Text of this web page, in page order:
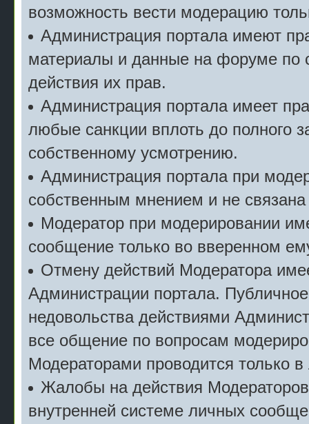
возможность вести модерацию
Администрация портала имеют
материалы и данные на форуме по
действия их прав.
Администрация портала имеет
любые санкции вплоть до полного
собственному усмотрению.
Администрация портала при
собственным мнением и не
Модератор при модерировании
сообщение только во вверенном
Отмену действий Модератора
Администрации портала.
недовольства действиями
все общение по вопросам
Модераторами проводится только
Жалобы на действия
внутренней системе личных